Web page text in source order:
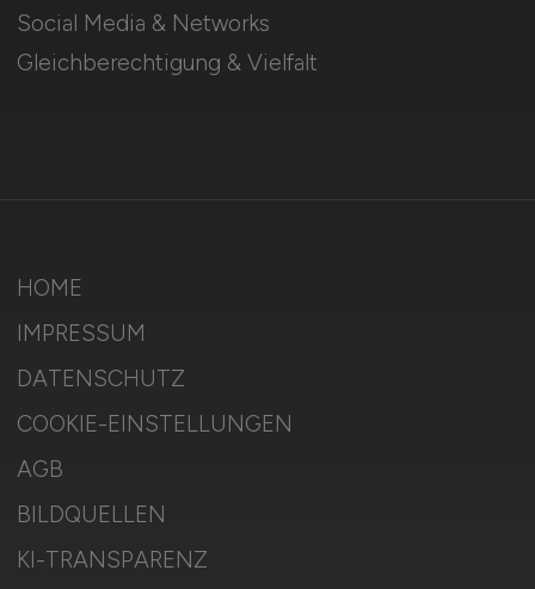
Social Media & Networks
Gleichberechtigung & Vielfalt
HOME
IMPRESSUM
DATENSCHUTZ
COOKIE-EINSTELLUNGEN
AGB
BILDQUELLEN
KI-TRANSPARENZ